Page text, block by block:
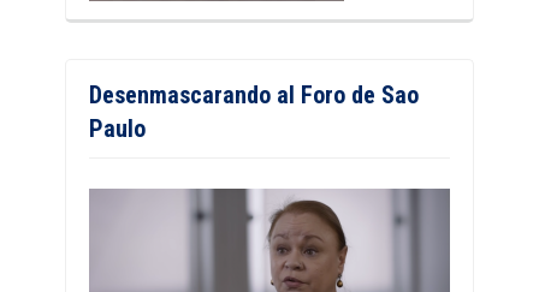
Desenmascarando al Foro de Sao
Paulo